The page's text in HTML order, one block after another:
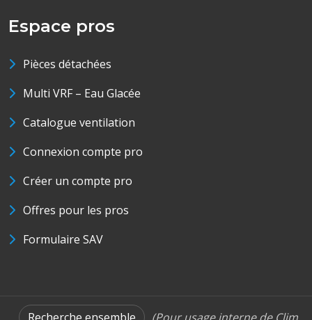
Espace pros
Pièces détachées
Multi VRF – Eau Glacée
Catalogue ventilation
Connexion compte pro
Créer un compte pro
Offres pour les pros
Formulaire SAV